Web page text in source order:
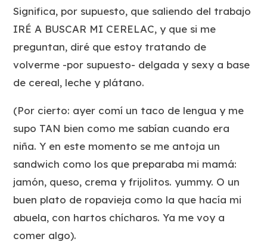
Significa, por supuesto, que saliendo del trabajo
IRÉ A BUSCAR MI CERELAC, y que si me
preguntan, diré que estoy tratando de
volverme -por supuesto- delgada y sexy a base
de cereal, leche y plátano.
(Por cierto: ayer comí un taco de lengua y me
supo TAN bien como me sabían cuando era
niña. Y en este momento se me antoja un
sandwich como los que preparaba mi mamá:
jamón, queso, crema y frijolitos. yummy. O un
buen plato de ropavieja como la que hacía mi
abuela, con hartos chícharos. Ya me voy a
comer algo).